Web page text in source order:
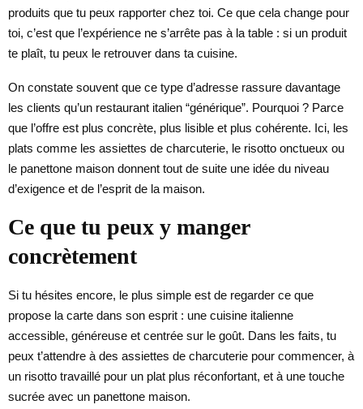
produits que tu peux rapporter chez toi. Ce que cela change pour
toi, c’est que l’expérience ne s’arrête pas à la table : si un produit
te plaît, tu peux le retrouver dans ta cuisine.
On constate souvent que ce type d’adresse rassure davantage
les clients qu’un restaurant italien “générique”. Pourquoi ? Parce
que l’offre est plus concrète, plus lisible et plus cohérente. Ici, les
plats comme les assiettes de charcuterie, le risotto onctueux ou
le panettone maison donnent tout de suite une idée du niveau
d’exigence et de l’esprit de la maison.
Ce que tu peux y manger
concrètement
Si tu hésites encore, le plus simple est de regarder ce que
propose la carte dans son esprit : une cuisine italienne
accessible, généreuse et centrée sur le goût. Dans les faits, tu
peux t’attendre à des assiettes de charcuterie pour commencer, à
un risotto travaillé pour un plat plus réconfortant, et à une touche
sucrée avec un panettone maison.